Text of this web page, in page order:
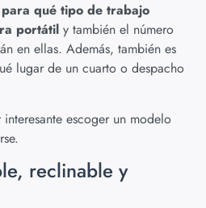
para qué tipo de trabajo
portátil y también el número
en ellas. Además, también es
lugar de un cuarto o despacho
escoger un modelo
reclinable y